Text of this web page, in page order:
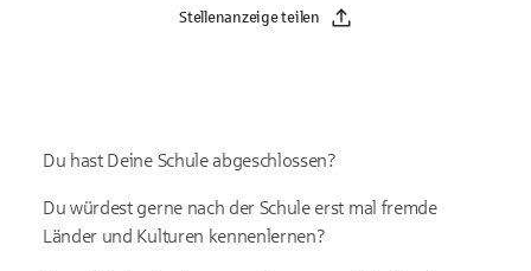
Stellenanzeige teilen
Du hast Deine Schule abgeschlossen?
Du würdest gerne nach der Schule erst mal fremde
Länder und Kulturen kennenlernen?